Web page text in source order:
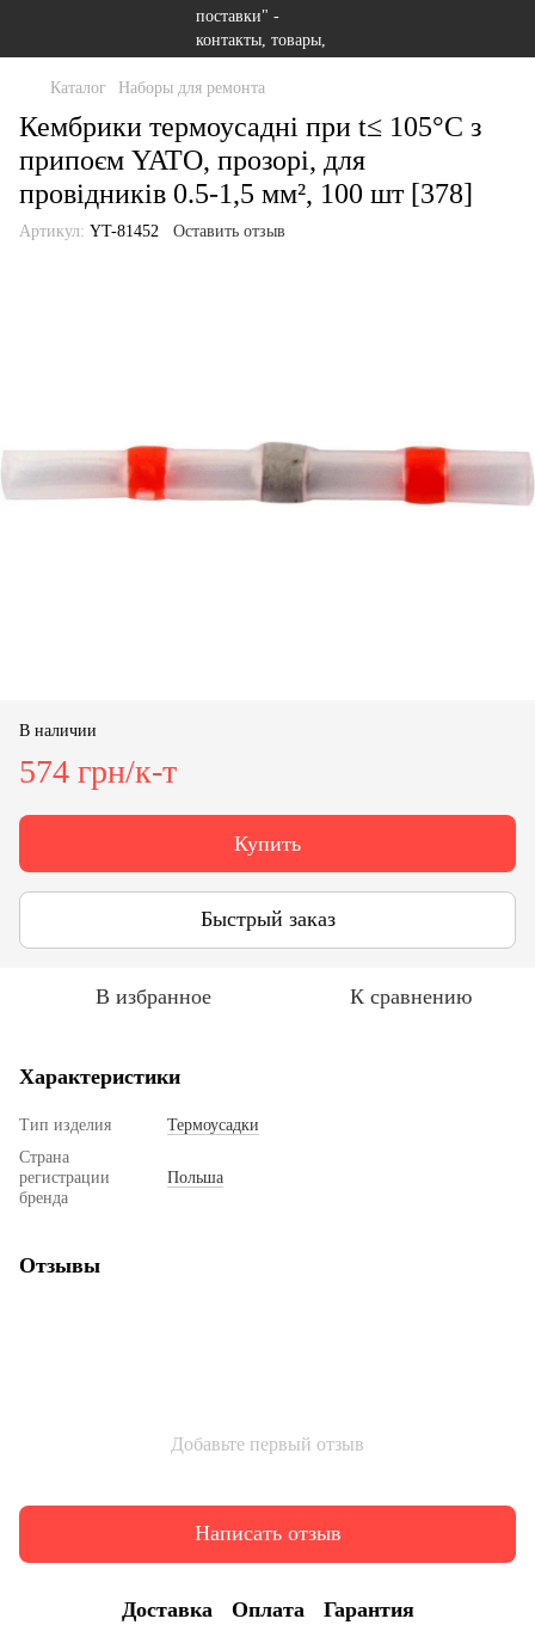
Каталог Наборы для ремонта
Кембрики термоусадні при t≤ 105°C з
припоєм YATO, прозорі, для
провідників 0.5-1,5 мм², 100 шт [378]
Артикул: YT-81452 Оставить отзыв
В наличии
574 грн/к-т
Купить
Быстрый заказ
В избранное К сравнению
Характеристики
Тип изделия
Термоусадки
Страна
регистрации
бренда
Польша
Отзывы
Добавьте первый отзыв
Написать отзыв
Доставка Оплата Гарантия